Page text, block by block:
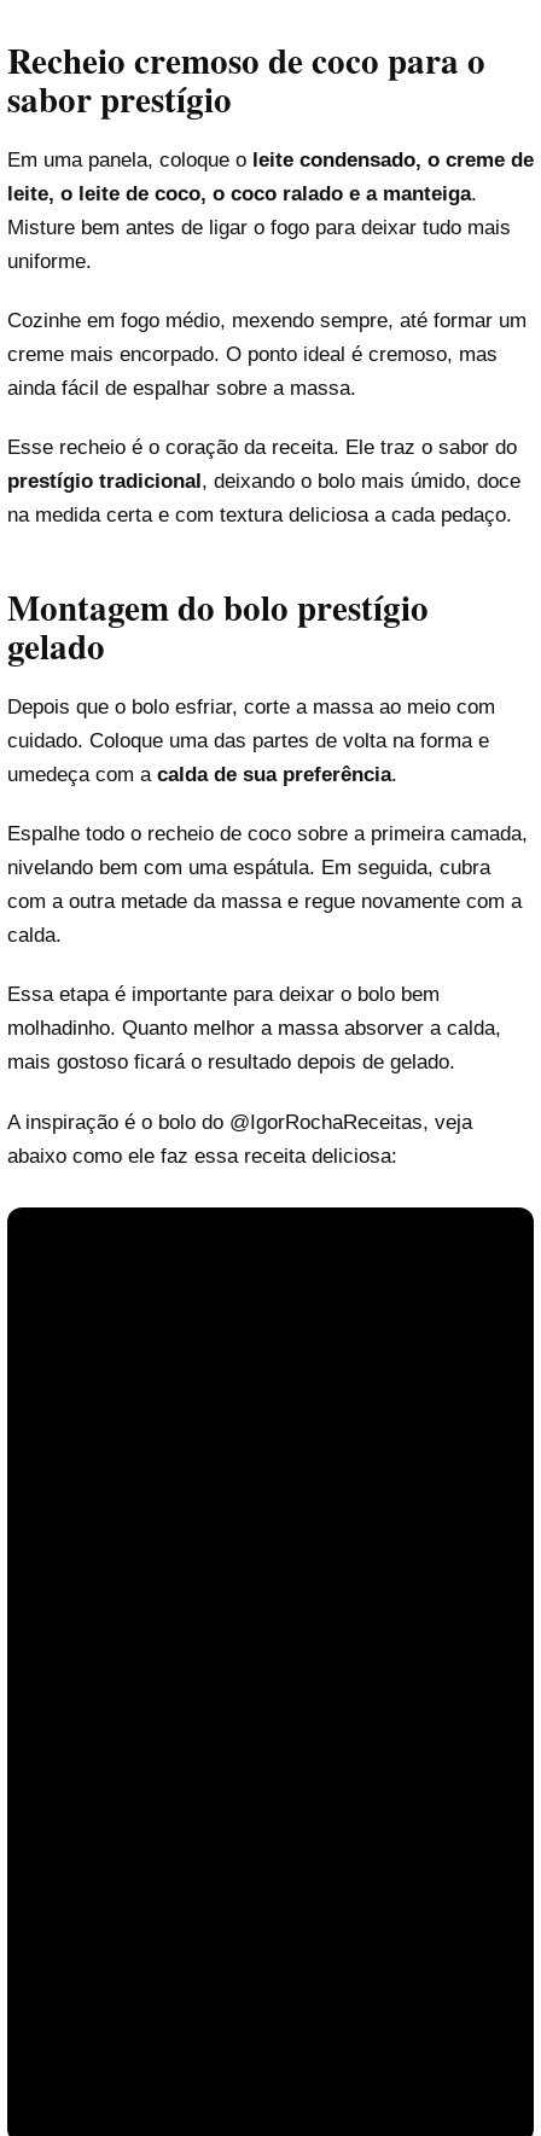
Recheio cremoso de coco para o
sabor prestígio
Em uma panela, coloque o leite condensado, o creme de
leite, o leite de coco, o coco ralado e a manteiga.
Misture bem antes de ligar o fogo para deixar tudo mais
uniforme.
Cozinhe em fogo médio, mexendo sempre, até formar um
creme mais encorpado. O ponto ideal é cremoso, mas
ainda fácil de espalhar sobre a massa.
Esse recheio é o coração da receita. Ele traz o sabor do
prestígio tradicional, deixando o bolo mais úmido, doce
na medida certa e com textura deliciosa a cada pedaço.
Montagem do bolo prestígio
gelado
Depois que o bolo esfriar, corte a massa ao meio com
cuidado. Coloque uma das partes de volta na forma e
umedeça com a calda de sua preferência.
Espalhe todo o recheio de coco sobre a primeira camada,
nivelando bem com uma espátula. Em seguida, cubra
com a outra metade da massa e regue novamente com a
calda.
Essa etapa é importante para deixar o bolo bem
molhadinho. Quanto melhor a massa absorver a calda,
mais gostoso ficará o resultado depois de gelado.
A inspiração é o bolo do @IgorRochaReceitas, veja
abaixo como ele faz essa receita deliciosa: